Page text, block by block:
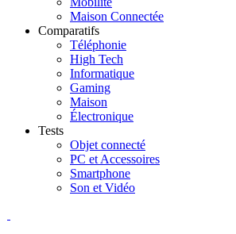
Maison Connectée
Comparatifs
Téléphonie
High Tech
Informatique
Gaming
Maison
Électronique
Tests
Objet connecté
PC et Accessoires
Smartphone
Son et Vidéo